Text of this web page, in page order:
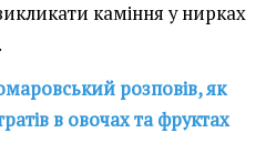
каміння у нирках
розповів, як
в овочах та фруктах